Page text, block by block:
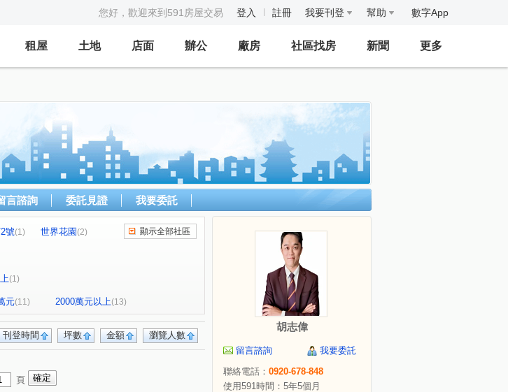
您好，歡迎來到591房屋交易 登入 註冊 我要刊登 幫助 數字App
租屋 土地 店面 辦公 廠房 社區找房 新聞 更多
言諮詢 委託見證 我要委託
號(1) 世界花園(2)
信街
青隆街 (1)
(1) 中華路二段(1)
顯示全部社區
(1)
元(11) 2000萬元以上(13)
瀏覽人數
金額
坪數
刊登時間
頁
胡志偉
留言諮詢
我要委託
聯絡電話： 0920-678-848
使用591時間：5年5個月